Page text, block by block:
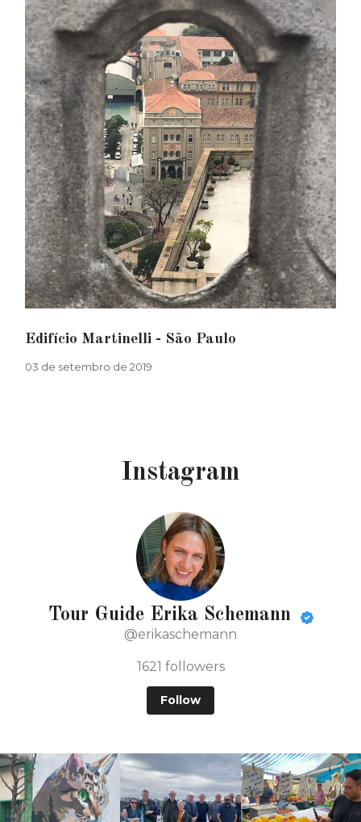
Edifício Martinelli - São Paulo
03 de setembro de 2019
Instagram
Tour Guide Erika Schemann
@erikaschemann
1621 followers
Follow